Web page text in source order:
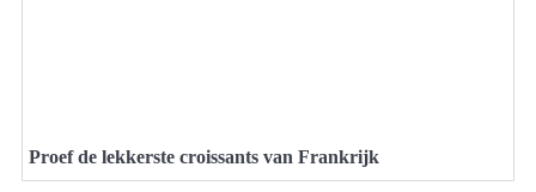
Proef de lekkerste croissants van Frankrijk